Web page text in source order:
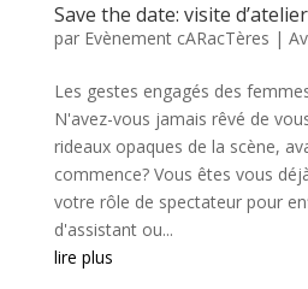
Save the date: visite
par Evènement cARacTères |
Les gestes engagés des
N'avez-vous jamais rêvé de
rideaux opaques de la scène,
commence? Vous êtes vous
votre rôle de spectateur pour
d'assistant ou...
lire plus